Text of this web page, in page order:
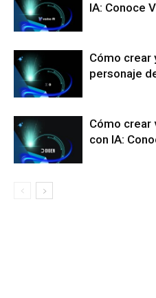
IA: Conoce
Cómo crear
personaje
Cómo crear
con IA: